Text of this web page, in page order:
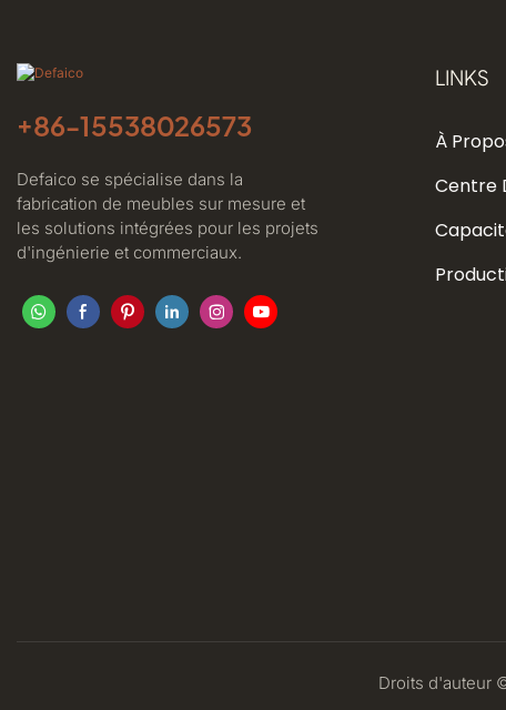
+86-15538026573
Defaico se spécialise dans la
fabrication de meubles sur mesure et
les solutions intégrées pour les projets
d'ingénierie et commerciaux.
LINKS
À
Centre
Droits d'auteur